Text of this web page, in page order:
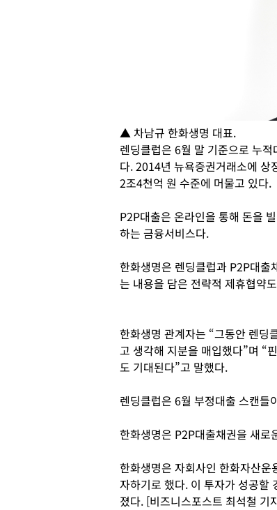
▲ 차남규 한화생명 대표.
렌딩클럽은 6월 말 기준으로 누
다. 2014년 뉴욕증권거래소에 상
2조4천억 원 수준에 머물고 있다.
P2P대출은 온라인을 통해 돈을
하는 금융서비스다.
한화생명은 렌딩클럽과 P2P대출
는 내용을 담은 전략적 제휴협약
한화생명 관계자는 “그동안 렌딩
고 생각해 지분을 매입했다”며 “
도 기대된다”고 말했다.
렌딩클럽은 6월 부정대출 스캔들
한화생명은 P2P대출채권을 새로
한화생명은 자회사인 한화자산
자하기로 했다. 이 투자가 성공할
졌다. [비즈니스포스트 최석철 기